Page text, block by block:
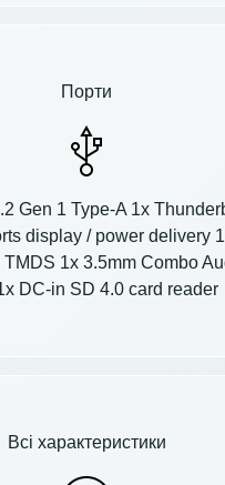
Порти
Gen 1 Type-A 1x
display / power delivery
TMDS 1x 3.5mm Combo
DC-in SD 4.0 card reader
Всі характеристики